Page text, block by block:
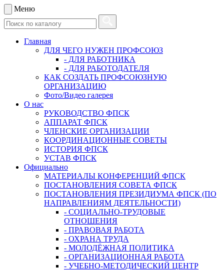
Меню
Главная
ДЛЯ ЧЕГО НУЖЕН ПРОФСОЮЗ
- ДЛЯ РАБОТНИКА
- ДЛЯ РАБОТОДАТЕЛЯ
КАК СОЗДАТЬ ПРОФСОЮЗНУЮ
ОРГАНИЗАЦИЮ
Фото/Видео галерея
О нас
РУКОВОДСТВО ФПСК
АППАРАТ ФПСК
ЧЛЕНСКИЕ ОРГАНИЗАЦИИ
КООРДИНАЦИОННЫЕ СОВЕТЫ
ИСТОРИЯ ФПСК
УСТАВ ФПСК
Официально
МАТЕРИАЛЫ КОНФЕРЕНЦИЙ ФПСК
ПОСТАНОВЛЕНИЯ СОВЕТА ФПСК
ПОСТАНОВЛЕНИЯ ПРЕЗИДИУМА ФПСК (ПО
НАПРАВЛЕНИЯМ ДЕЯТЕЛЬНОСТИ)
- СОЦИАЛЬНО-ТРУДОВЫЕ
ОТНОШЕНИЯ
- ПРАВОВАЯ РАБОТА
- ОХРАНА ТРУДА
- МОЛОДЁЖНАЯ ПОЛИТИКА
- ОРГАНИЗАЦИОННАЯ РАБОТА
- УЧЕБНО-МЕТОДИЧЕСКИЙ ЦЕНТР